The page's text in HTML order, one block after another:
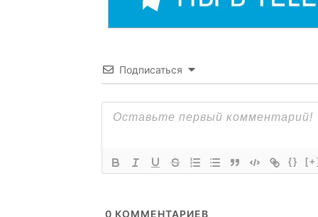
Подписаться
{}
0 КОММЕНТАРИЕВ